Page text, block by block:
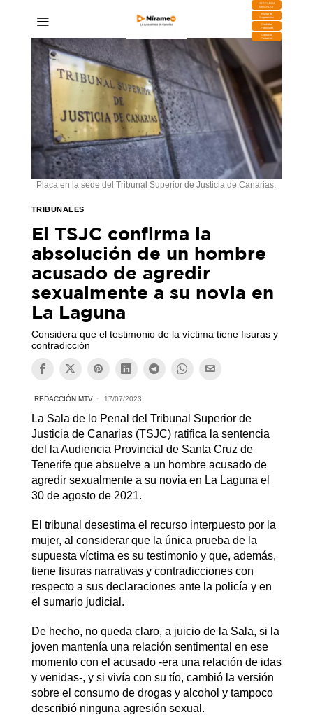
DESCARGA
MIRAPLAY
Buzón de
Sugerencias
Contratar
Publicidad
Contacto
Comercial
Placa en la sede del Tribunal Superior de Justicia de Canarias.
TRIBUNALES
El TSJC confirma la
absolución de un hombre
acusado de agredir
sexualmente a su novia en
La Laguna
Considera que el testimonio de la víctima tiene fisuras y
contradicción
REDACCIÓN MTV 17/07/2023
La Sala de lo Penal del Tribunal Superior de
Justicia de Canarias (TSJC) ratifica la sentencia
del la Audiencia Provincial de Santa Cruz de
Tenerife que absuelve a un hombre acusado de
agredir sexualmente a su novia en La Laguna el
30 de agosto de 2021.
El tribunal desestima el recurso interpuesto por la
mujer, al considerar que la única prueba de la
supuesta víctima es su testimonio y que, además,
tiene fisuras narrativas y contradicciones con
respecto a sus declaraciones ante la policía y en
el sumario judicial.
De hecho, no queda claro, a juicio de la Sala, si la
joven mantenía una relación sentimental en ese
momento con el acusado -era una relación de idas
y venidas-, y si vivía con su tío, cambió la versión
sobre el consumo de drogas y alcohol y tampoco
describió ninguna agresión sexual.